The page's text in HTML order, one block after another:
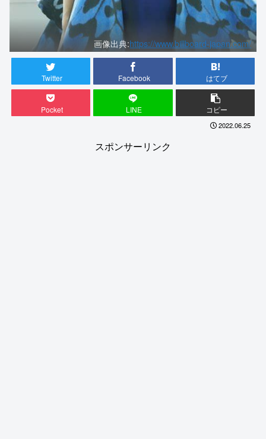
画像出典:https://www.billboard-japan.com/
Twitter Facebook はてブ
Pocket LINE コピー
2022.06.25
スポンサーリンク